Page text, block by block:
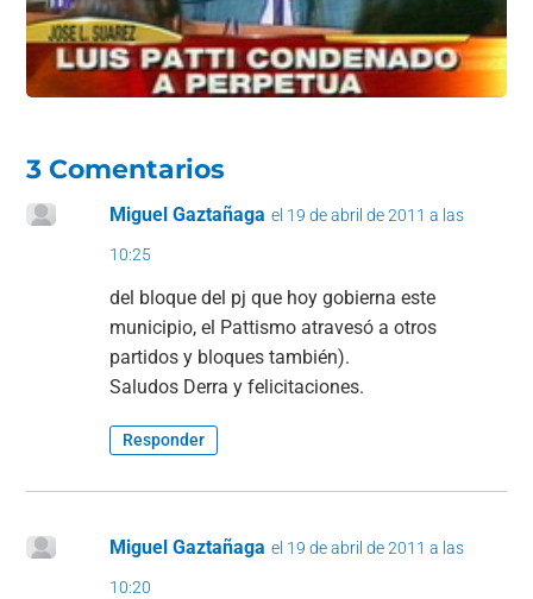
3 Comentarios
Miguel Gaztañaga el 19 de abril de 2011 a las
10:25
del bloque del pj que hoy gobierna este
municipio, el Pattismo atravesó a otros
partidos y bloques también).
Saludos Derra y felicitaciones.
Responder
Miguel Gaztañaga el 19 de abril de 2011 a las
10:20